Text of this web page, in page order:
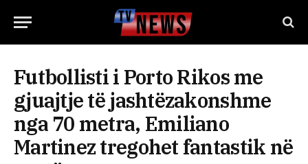
Futbollisti i Porto Rikos me
gjuajtje të jashtëzakonshme
nga 70 metra, Emiliano
Martinez tregohet fantastik në